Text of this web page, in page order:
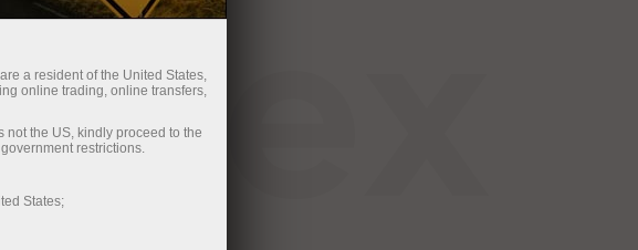
a resident of the United States,
online trading, online transfers,
not the US, kindly proceed to the
restrictions.
States;